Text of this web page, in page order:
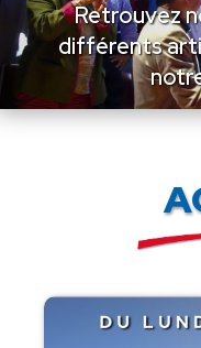
Retrouvez
différents